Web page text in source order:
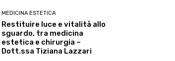
MEDICINA ESTETICA
Restituire luce e vitalità allo
sguardo, tra medicina
estetica e chirurgia –
Dott.ssa Tiziana Lazzari